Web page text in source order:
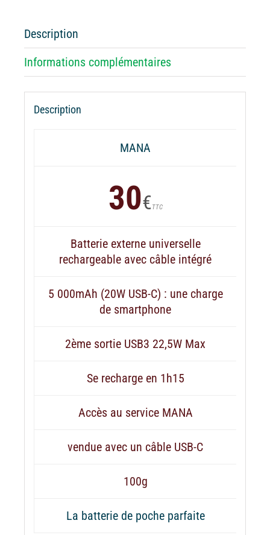
Le
chat
Description
Informations complémentaires
Description
MANA
30€ TTC
Batterie externe universelle
rechargeable avec câble intégré
5 000mAh (20W USB-C) : une charge
de smartphone
2ème sortie USB3 22,5W Max
Se recharge en 1h15
Accès au service MANA
vendue avec un câble USB-C
100g
La batterie de poche parfaite